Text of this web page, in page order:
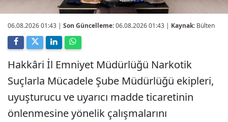
06.08.2026 01:43 Son Güncelleme:06.08.2026 01:43 | Kaynak: Bülten
Hakkâri İl Emniyet Müdürlüğü Narkotik
Suçlarla Mücadele Şube Müdürlüğü ekipleri,
uyuşturucu ve uyarıcı madde ticaretinin
önlenmesine yönelik çalışmalarını